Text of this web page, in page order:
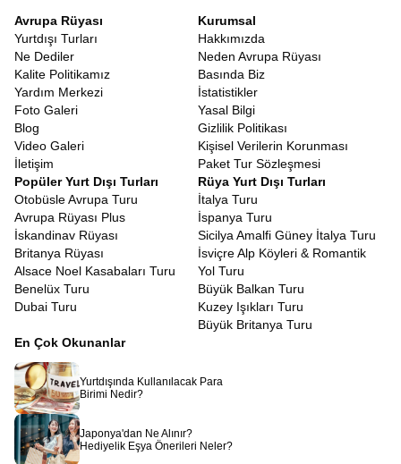
Avrupa Rüyası
Yurtdışı Turları
Ne Dediler
Kalite Politikamız
Yardım Merkezi
Foto Galeri
Blog
Video Galeri
İletişim
Kurumsal
Hakkımızda
Neden Avrupa Rüyası
Basında Biz
İstatistikler
Yasal Bilgi
Gizlilik Politikası
Kişisel Verilerin Korunması
Paket Tur Sözleşmesi
Popüler Yurt Dışı Turları
Otobüsle Avrupa Turu
Avrupa Rüyası Plus
İskandinav Rüyası
Britanya Rüyası
Alsace Noel Kasabaları Turu
Benelüx Turu
Dubai Turu
Rüya Yurt Dışı Turları
İtalya Turu
İspanya Turu
Sicilya Amalfi Güney İtalya Turu
İsviçre Alp Köyleri & Romantik
Yol Turu
Büyük Balkan Turu
Kuzey Işıkları Turu
Büyük Britanya Turu
En Çok Okunanlar
Yurtdışında Kullanılacak Para
Birimi Nedir?
Japonya'dan Ne Alınır?
Hediyelik Eşya Önerileri Neler?